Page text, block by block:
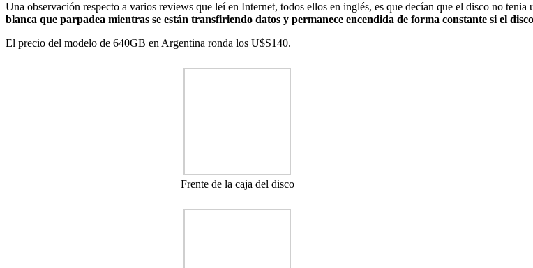
Una observación respecto a varios reviews que leí en Internet, todos ellos en inglés, es que decían que el disco no
blanca que parpadea mientras se están transfiriendo datos y permanece encendida de forma constante si el
El precio del modelo de 640GB en Argentina ronda los U$S140.
Frente de la caja del disco